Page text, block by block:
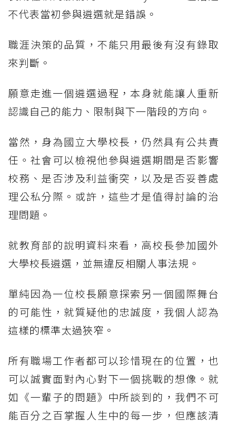
不代表當初參與遴選就是錯誤。
職涯決策的品質，不能只用最後有沒有錄取
來判斷。
願意走進一個遴選過程，本身就能讓人重新
認識自己的能力、限制與下一階段的方向。
當然，身為國立大學校長，仍然具有公共責
任。社會可以檢視他參與遴選期間是否影響
校務、是否涉及利益衝突，以及是否妥善處
理公私分際。或許，這些才是值得討論的治
理問題。
就教育部的說明資料來看，高校長參加國外
大學校長遴選，並無違反相關人事法規。
單純因為一位校長願意探索另一個國際舞台
的可能性，就質疑他的忠誠度，我個人認為
這樣的標準太過狹窄。
所有職場工作者都可以珍惜現在的位置，也
可以誠實面對內心對下一個挑戰的想像。就
如《一輩子的問題》中所談到的，我們不可
能百分之百掌握人生中的每一步，但應該清